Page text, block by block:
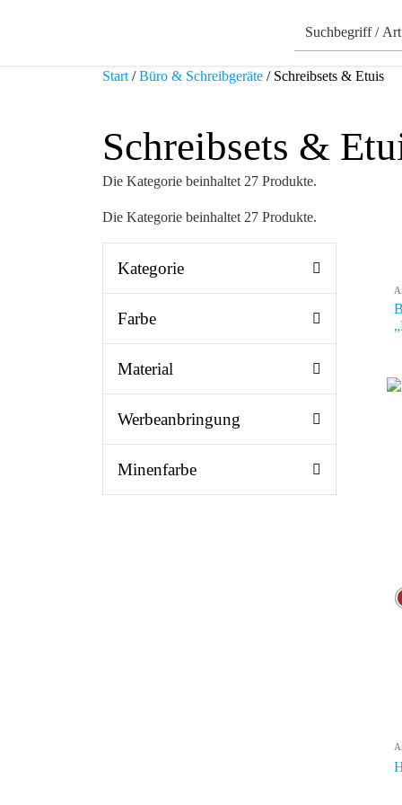
Start /Büro & Schreibgeräte / Schreibsets & Etuis
Schreibsets &
Die Kategorie beinhaltet 27 Produkte.
Die Kategorie beinhaltet 27 Produkte.
Kategorie
Farbe
Material
Werbeanbringung
Minenfarbe